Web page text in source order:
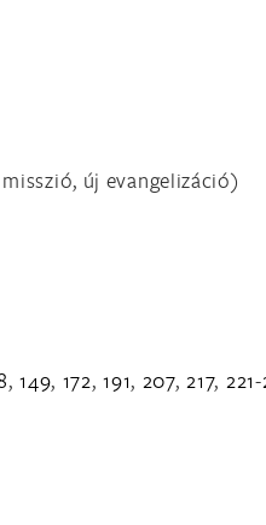
új evangelizáció)
,149, 172,191, 207,217, 221-